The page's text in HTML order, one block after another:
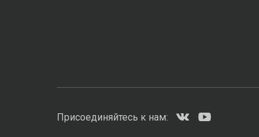
Присоединяйтесь к нам: